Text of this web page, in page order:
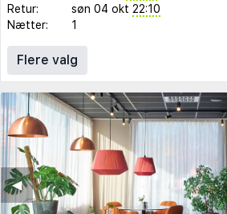
Retur:
søn 04 okt 22:10
Nætter:
1
Flere valg
◀︎